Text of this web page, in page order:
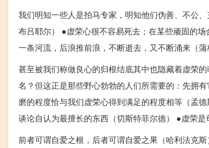
我们明知一些人是拍马专家，明知他们伪善、不公
布吕耶尔） ●虚荣心很不容易死去；在某些顽固的
一条河流，后浪推前浪，不断逝去，又不断涌来（
甚至被我们称做良心的归根结底其中也隐藏着虚荣
名？但这正是那些野心勃勃的人们所需要的：先拥
磨的程度恰与我们虚荣心得到满足的程度相等（孟
谈论自认为最擅长的东西（切斯特菲尔德） ●虚荣是
前者可谓自爱之根，后者可谓自爱之果（哈利法克